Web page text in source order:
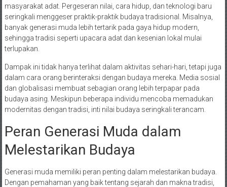
masyarakat adat. Pergeseran nilai, cara hidup, dan teknologi baru
seringkali menggeser praktik-praktik budaya tradisional. Misalnya,
banyak generasi muda lebih tertarik pada gaya hidup modern,
sehingga tradisi seperti upacara adat dan kesenian lokal mulai
terlupakan.
Dampak ini tidak hanya terlihat dalam aktivitas sehari-hari, tetapi juga
dalam cara orang berinteraksi dengan budaya mereka. Media sosial
dan globalisasi membuat sebagian orang lebih terpapar pada
budaya asing. Meskipun beberapa individu mencoba memadukan
modernitas dengan tradisi, inti nilai budaya seringkali terancam.
Peran Generasi Muda dalam
Melestarikan Budaya
Generasi muda memiliki peran penting dalam melestarikan budaya.
Dengan pemahaman yang baik tentang sejarah dan makna tradisi,